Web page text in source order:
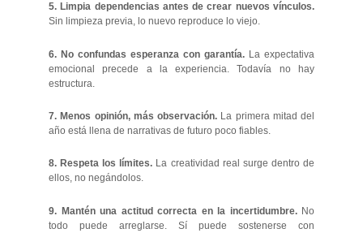
5. Limpia dependencias antes de crear nuevos vínculos.
Sin limpieza previa, lo nuevo reproduce lo viejo.
6. No confundas esperanza con garantía. La expectativa
emocional precede a la experiencia. Todavía no hay
estructura.
7. Menos opinión, más observación. La primera mitad del
año está llena de narrativas de futuro poco fiables.
8. Respeta los límites. La creatividad real surge dentro de
ellos, no negándolos.
9. Mantén una actitud correcta en la incertidumbre.No
todo puede arreglarse. Sí puede sostenerse con